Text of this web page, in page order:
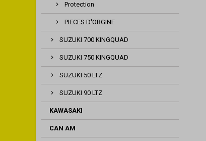
Protection
PIECES D'ORGINE
SUZUKI 700 KINGQUAD
SUZUKI 750 KINGQUAD
SUZUKI 50 LTZ
SUZUKI 90 LTZ
KAWASAKI
CAN AM